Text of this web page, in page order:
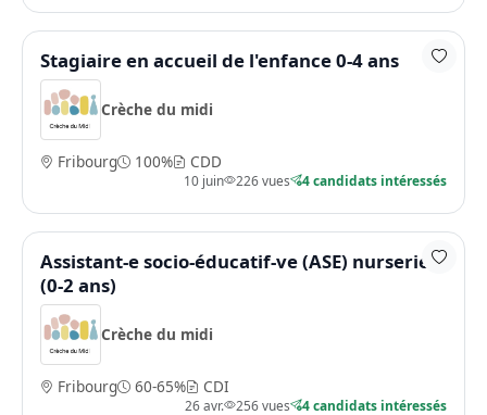
Stagiaire en accueil de l'enfance 0-4 ans
Crèche du midi
Fribourg 100% CDD
10 juin 226 vues 4 candidats intéressés
Assistant-e socio-éducatif-ve (ASE) nurserie
(0-2 ans)
Crèche du midi
Fribourg 60-65% CDI
26 avr. 256 vues 4 candidats intéressés